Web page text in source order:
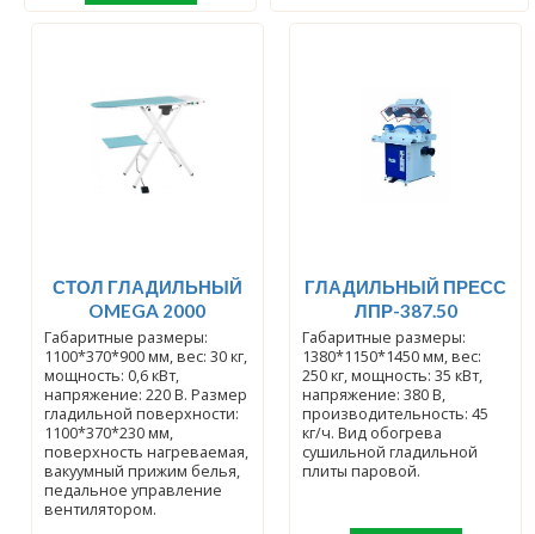
СТОЛ ГЛАДИЛЬНЫЙ
OMEGA 2000
Габаритные размеры:
1100*370*900 мм, вес: 30 кг,
мощность: 0,6 кВт,
напряжение: 220 В. Размер
гладильной поверхности:
1100*370*230 мм,
поверхность нагреваемая,
вакуумный прижим белья,
педальное управление
вентилятором.
ГЛАДИЛЬНЫЙ ПРЕСС
ЛПР-387.50
Габаритные размеры:
1380*1150*1450 мм, вес:
250 кг, мощность: 35 кВт,
напряжение: 380 В,
производительность: 45
кг/ч. Вид обогрева
сушильной гладильной
плиты паровой.